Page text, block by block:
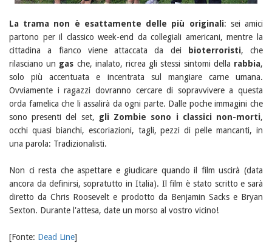
La trama non è esattamente delle più originali: sei amici
partono per il classico week-end da collegiali americani, mentre la
cittadina a fianco viene attaccata da dei
bioterroristi, che
rilasciano un gas che, inalato, ricrea gli stessi sintomi della rabbia,
solo più accentuata e incentrata sul mangiare carne umana.
Ovviamente i ragazzi dovranno cercare di sopravvivere a questa
orda famelica che li assalirà da ogni parte. Dalle poche immagini che
sono presenti del set, gli Zombie sono i classici non-morti,
occhi quasi bianchi, escoriazioni, tagli, pezzi di pelle mancanti, in
una parola: Tradizionalisti.
Non ci resta che aspettare e giudicare quando il film uscirà (data
ancora da definirsi, sopratutto in Italia). Il film è stato scritto e sarà
diretto da Chris Roosevelt e prodotto da Benjamin Sacks e Bryan
Sexton. Durante l'attesa, date un morso al vostro vicino!
[Fonte: Dead Line]